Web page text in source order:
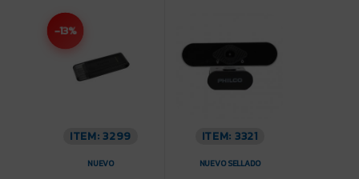
-13%
ITEM: 3299
NUEVO
ITEM: 3321
NUEVO SELLADO